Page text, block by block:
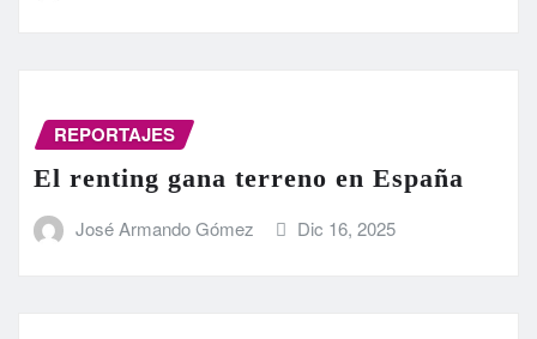
REPORTAJES
El renting gana terreno en España
José Armando Gómez Dic 16, 2025